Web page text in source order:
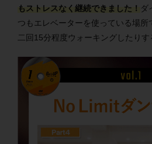
もストレスなく継続できました！ ダ
つもエレベーターを使っている場所
二回15分程度ウォーキングしたり